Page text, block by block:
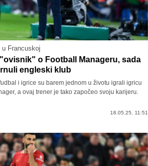
Francuskoj
o Football Manageru, sada
engleski klub
i igrice su barem jednom u životu igrali igricu
a ovaj trener je tako započeo svoju karijeru.
18.05.25. 11:51